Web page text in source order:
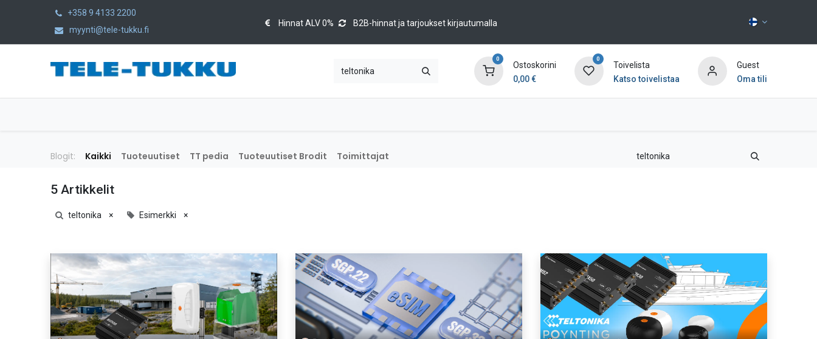
+358 9 4133 2200
myynti@tele-tukku.fi
Hinnat ALV 0% B2B-hinnat ja tarjoukset kirjautumalla
0
Ostoskorini
0,00€
0
Toivelista
Katso toivelistaa
Guest
Oma tili
Blogit: Kaikki Tuoteuutiset TT pedia Tuoteuutiset Brodit Toimittajat
5 Artikkelit
teltonika × Esimerkki ×